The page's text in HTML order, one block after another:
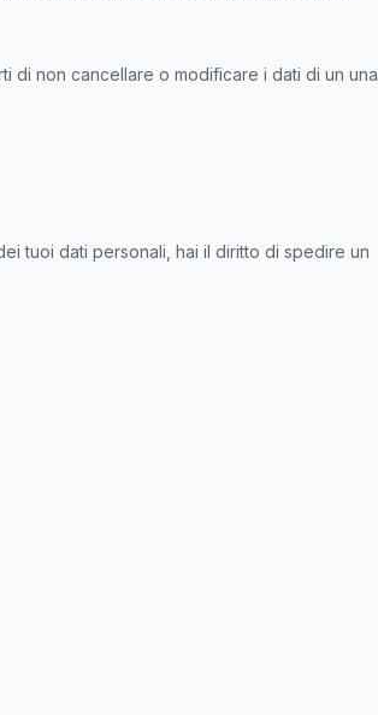
di non cancellare o modificare i dati di un una
tuoi dati personali, hai il diritto di spedire un